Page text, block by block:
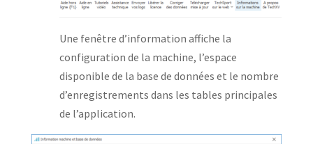
Une fenêtre d’information affiche la
configuration de la machine, l’espace
disponible de la base de données et le nombre
d’enregistrements dans les tables principales
de l’application.